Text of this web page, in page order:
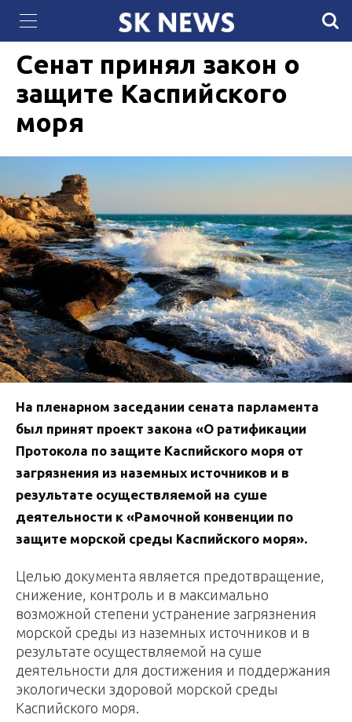
Cпециалисты АО «АлЭС» стали призерами
отраслевых CTF-соревнований
21 ОКТЯБРЯ 2021, 10:56 895
Сенат принял закон о
защите Каспийского
моря
На пленарном заседании сената парламента
был принят проект закона «О ратификации
Протокола по защите Каспийского моря от
загрязнения из наземных источников и в
результате осуществляемой на суше
деятельности к «Рамочной конвенции по
защите морской среды Каспийского моря».
Целью документа является предотвращение,
снижение, контроль и в максимально
возможной степени устранение загрязнения
морской среды из наземных источников и в
результате осуществляемой на суше
деятельности для достижения и поддержания
экологически здоровой морской среды
Каспийского моря.